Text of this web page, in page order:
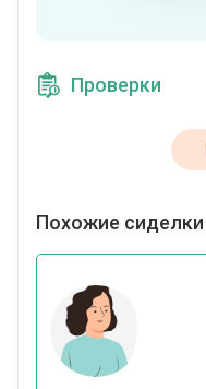
Проверки
Похожие сиделки